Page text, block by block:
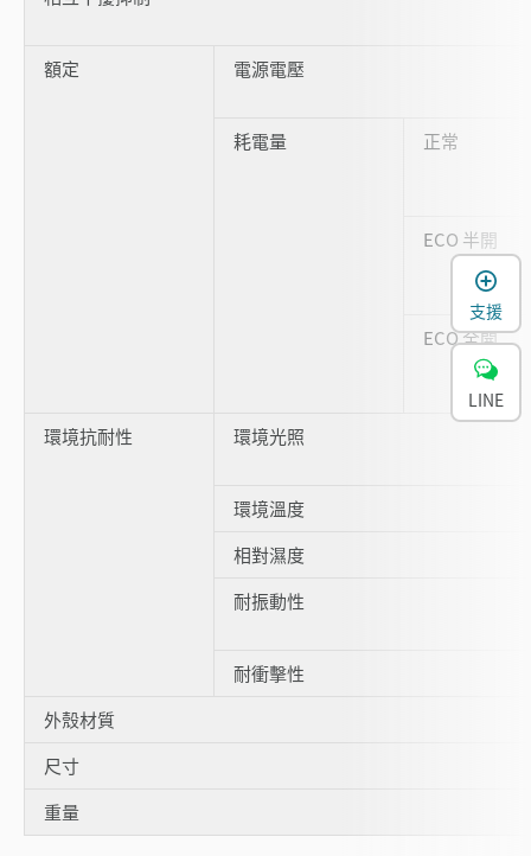
額定 電源電壓
耗電量 正常
ECO 半開
ECO 全開
環境抗耐性 環境光照
環境溫度
相對濕度
耐振動性
耐衝擊性
外殼材質
尺寸
重量
支援
LINE